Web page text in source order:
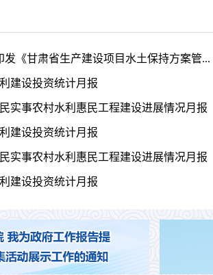
发《甘肃省生产建设项目水土保持方案管...
建设投资统计月报
实事农村水利惠民工程建设进展情况月报
建设投资统计月报
实事农村水利惠民工程建设进展情况月报
建设投资统计月报